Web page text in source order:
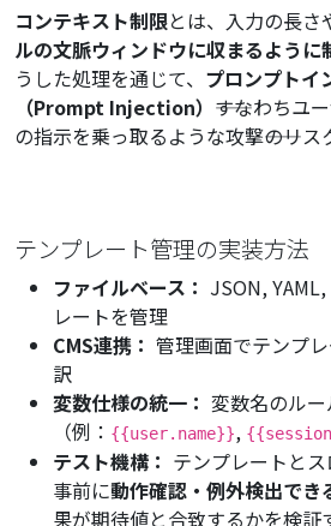
コンテキスト制限とは、入力の長さ
ルの文脈ウィンドウに収まるように
うした処理を通じて、 プロンプトイ
（Prompt Injection） ――すなわち
の指示を乗っ取るような攻撃――のリス
テンプレート管理の実装方法
ファイルベース： JSON,
レートを管理
CMS連携： 管理画面でテンプ
訳
変数仕様の統一： 変数名のル
（例： {{user.name}},
テスト機構： テンプレートと
事前に動作確認・例外検出でき
果が期待値と合致するかを検証